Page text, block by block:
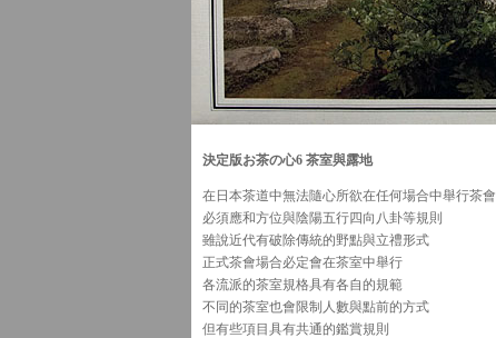
決定版お茶の心6 茶室與露地
在日本茶道中無法隨心所欲在任何場合中舉行茶會
必須應和方位與陰陽五行四向八卦等規則
雖說近代有破除傳統的野點與立禮形式
正式茶會場合必定會在茶室中舉行
各流派的茶室規格具有各自的規範
不同的茶室也會限制人數與點前的方式
但有些項目具有共通的鑑賞規則